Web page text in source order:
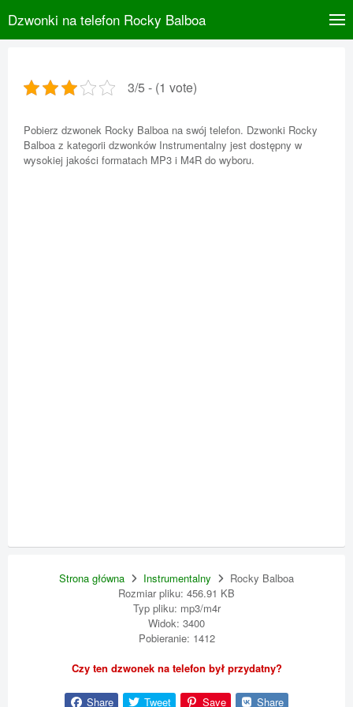
Dzwonki na telefon Rocky Balboa
3/5 - (1 vote)
Pobierz dzwonek Rocky Balboa na swój telefon. Dzwonki Rocky
Balboa z kategorii dzwonków Instrumentalny jest dostępny w
wysokiej jakości formatach MP3 i M4R do wyboru.
Strona główna Instrumentalny
Rocky Balboa
Rozmiar pliku: 456.91 KB
Typ pliku: mp3/m4r
Widok: 3400
Pobieranie: 1412
Czy ten dzwonek na telefon był przydatny?
Share Tweet Save Share